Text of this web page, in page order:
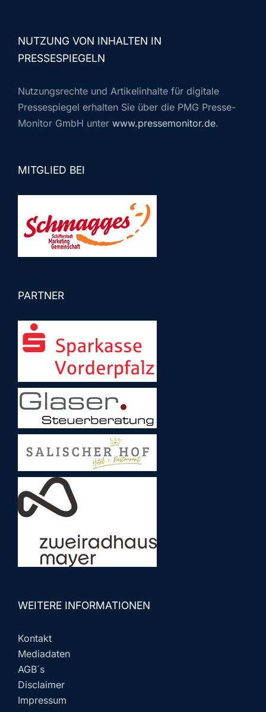
NUTZUNG VON INHALTEN IN
PRESSESPIEGELN
Nutzungsrechte und Artikelinhalte für digitale
Pressespiegel erhalten Sie über die PMG Presse-
Monitor GmbH unter www.pressemonitor.de.
MITGLIED BEI
PARTNER
WEITERE INFORMATIONEN
Kontakt
Mediadaten
AGB´s
Disclaimer
Impressum